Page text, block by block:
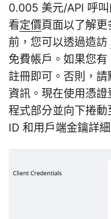
0.005 美元/API 呼
看定價頁面以了解
前，您可以透過造訪
免費帳戶。如果您
註冊即可。否則，請
資訊。現在使用憑
程式部分並向下捲
ID 和用戶端金鑰詳細